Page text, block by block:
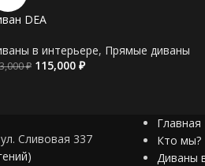
обивки:
нашем ассортименте есть более
DEA
в интерьере, Прямые диваны
₽ 115,000 ₽
Сливовая 337
Главная
Кто мы?
Диваны